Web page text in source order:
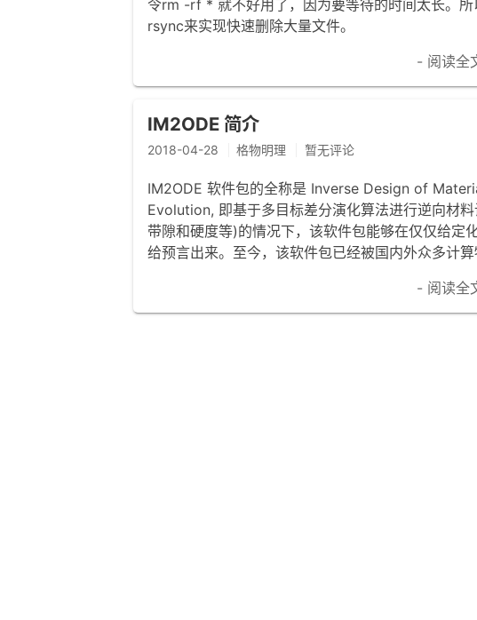
令rm -rf * 就不好用了，因为要等待的时间太长。
rsync来实现快速删除大量文件。
- 阅读全
IM2ODE 简介
2018-04-28 格物明理 暂无评论
IM2ODE 软件包的全称是 Inverse Design of
Evolution, 即基于多目标差分演化算法进行逆向材
带隙和硬度等)的情况下，该软件包能够在仅仅给定
给预言出来。至今，该软件包已经被国内外众多计
- 阅读全